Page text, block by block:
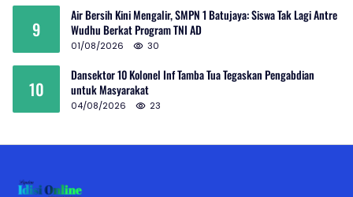
9
Air Bersih Kini Mengalir, SMPN 1 Batujaya: Siswa Tak Lagi Antre
Wudhu Berkat Program TNI AD
01/08/2026 30
10
Dansektor 10 Kolonel Inf Tamba Tua Tegaskan Pengabdian
untuk Masyarakat
04/08/2026 23